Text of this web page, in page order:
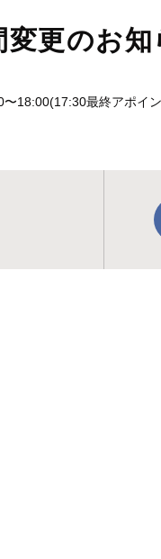
更のお知
18:00(17:30最終アポイ